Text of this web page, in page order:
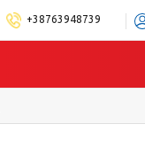
+38763948739